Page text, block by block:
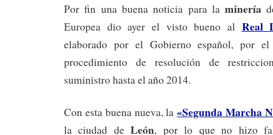
Por fin una buena noticia para laminería
Europea dio ayer el visto bueno al Real
elaborado por el Gobierno español, por
procedimiento de resolución de
suministro hasta el año 2014.
Con esta buena nueva, la«Segunda Marcha
la ciudad deLeón, por lo que no hizo